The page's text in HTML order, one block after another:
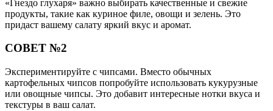
«Гнездо глухаря» важно выбирать качественные и свежие
продукты, такие как куриное филе, овощи и зелень. Это
придаст вашему салату яркий вкус и аромат.
СОВЕТ №2
Экспериментируйте с чипсами. Вместо обычных
картофельных чипсов попробуйте использовать кукурузные
или овощные чипсы. Это добавит интересные нотки вкуса и
текстуры в ваш салат.